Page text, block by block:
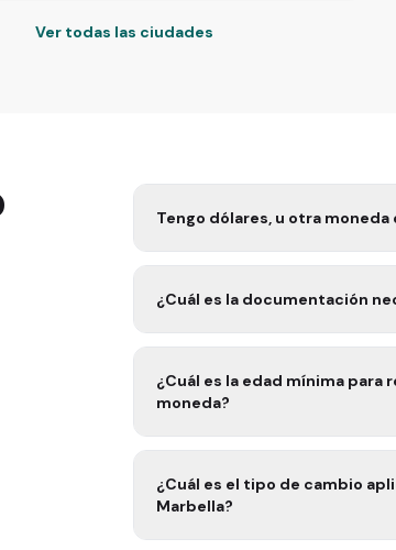
Ver todas las ciudades
Tengo dólares, u otra
¿Cuál es la edad mínima para realizar una operación de cambio de
moneda?
¿Cuál es el tipo de cambio aplicado en las Oficinas de Exact Change
Marbella?